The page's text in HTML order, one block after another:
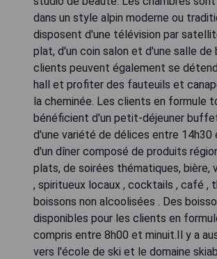
dans un style alpin moderne ou
disposent d'une télévision par
plat, d'un coin salon et d'une salle de
clients peuvent également se
hall et profiter des fauteuils et
la cheminée. Les clients en formule
bénéficient d'un petit-déjeuner
d'une variété de délices entre 14h30
d'un dîner composé de produits
plats, de soirées thématiques, bière,
, spiritueux locaux , cocktails , café ,
boissons non alcoolisées . Des
disponibles pour les clients en
compris entre 8h00 et minuit.Il y a
vers l'école de ski et le domaine